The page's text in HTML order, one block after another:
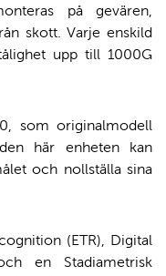
på gevären,
skott. Varje enskild
upp till 1000G
som originalmodell
här enheten kan
och nollställa sina
(ETR), Digital
en Stadiametrisk